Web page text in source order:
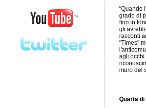
"Quando
grado di
fino in
gli
racconti
"Times"
agli occhi
muro del
Quarta